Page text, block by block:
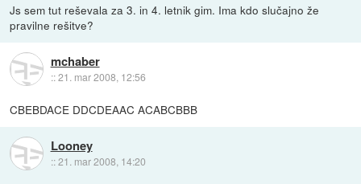
Js sem tut reševala za 3. in 4. letnik gim. Ima kdo slučajno že
pravilne rešitve?
mchaber
::21. mar 2008, 12:56
CBEBDACE DDCDEAAC ACABCBBB
Looney
::21. mar 2008, 14:20